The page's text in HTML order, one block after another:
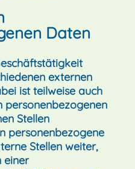
Daten
externen
ist teilweise auch
personenbezogenen
Stellen
personenbezogene
Stellen weiter,
einer